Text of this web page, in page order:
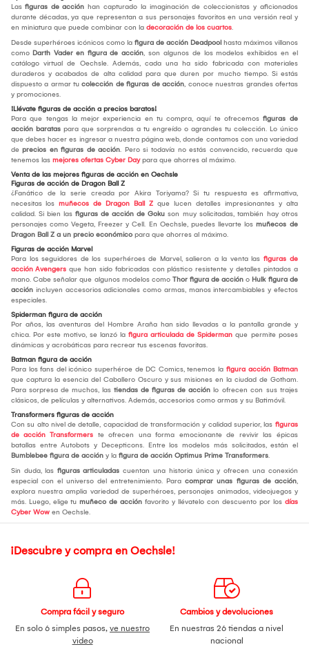
Las figuras de acción han capturado la imaginación de coleccionistas y aficionados
durante décadas, ya que representan a sus personajes favoritos en una versión real y
en miniatura que puede combinar con la decoración de los cuartos.
Desde superhéroes icónicos como la figura de acción Deadpool hasta máximos villanos
como Darth Vader en figura de acción, son algunos de los modelos exhibidos en el
catálogo virtual de Oechsle. Además, cada una ha sido fabricada con materiales
duraderos y acabados de alta calidad para que duren por mucho tiempo. Si estás
dispuesto a armar tu colección de figuras de acción, conoce nuestras grandes ofertas
y promociones.
¡Llévate figuras de acción a precios baratos!
Para que tengas la mejor experiencia en tu compra, aquí te ofrecemos figuras de
acción baratas para que sorprendas a tu engreído o agrandes tu colección. Lo único
que debes hacer es ingresar a nuestra página web, donde contamos con una variedad
de precios en figuras de acción. Pero si todavía no estás convencido, recuerda que
tenemos las mejores ofertas Cyber Daypara que ahorres al máximo.
Venta de las mejores figuras de acción en Oechsle
Figuras de acción de Dragon Ball Z
¿Fanático de la serie creada por Akira Toriyama? Si tu respuesta es afirmativa,
necesitas los muñecos de Dragon Ball Z que lucen detalles impresionantes y alta
calidad. Si bien las figuras de acción de Goku son muy solicitadas, también hay otros
personajes como Vegeta, Freezer y Cell. En Oechsle, puedes llevarte los muñecos de
Dragon Ball Z a un precio económico para que ahorres al máximo.
Figuras de acción Marvel
Para los seguidores de los superhéroes de Marvel, salieron a la venta las figuras de
acción Avengers que han sido fabricadas con plástico resistente y detalles pintados a
mano. Cabe señalar que algunos modelos como Thor figura de acción o Hulk figura de
acción incluyen accesorios adicionales como armas, manos intercambiables y efectos
especiales.
Spiderman figura de acción
Por años, las aventuras del Hombre Araña han sido llevadas a la pantalla grande y
chica. Por este motivo, se lanzó la figura articulada de Spiderman que permite poses
dinámicas y acrobáticas para recrear tus escenas favoritas.
Batman figura de acción
Para los fans del icónico superhéroe de DC Comics, tenemos la figura acción Batman
que captura la esencia del Caballero Oscuro y sus misiones en la ciudad de Gotham.
Para sorpresa de muchos, las tiendas de figuras de acción lo ofrecen con sus trajes
clásicos, de películas y alternativos. Además, accesorios como armas y su Batimóvil.
Transformers figuras de acción
Con su alto nivel de detalle, capacidad de transformación y calidad superior, las figuras
de acción Transformers te ofrecen una forma emocionante de revivir las épicas
batallas entre Autobots y Decepticons. Entre los modelos más solicitados, están el
Bumblebee figura de acción y la figura de acción Optimus Prime Transformers.
Sin duda, las figuras articuladas cuentan una historia única y ofrecen una conexión
especial con el universo del entretenimiento. Para comprar unas figuras de acción,
explora nuestra amplia variedad de superhéroes, personajes animados, videojuegos y
más. Luego, elige tu muñeco de acción favorito y llévatelo con descuento por los días
Cyber Wow en Oechsle.
¡Descubre y compra en Oechsle!
Compra fácil y seguro
En solo 6 simples pasos, ve nuestro
video
Cambios y devoluciones
En nuestras 26 tiendas a nivel
nacional